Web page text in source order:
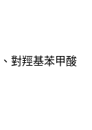
對羥基苯甲酸